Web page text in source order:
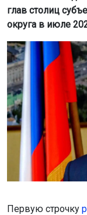
глав столиц
округа в июле
Первую строчку